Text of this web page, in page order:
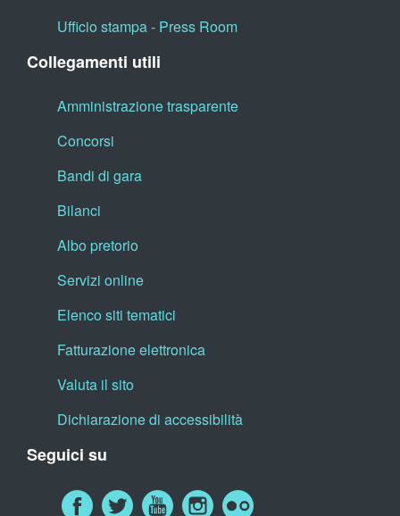
Ufficio stampa - Press Room
Collegamenti utili
Amministrazione trasparente
Concorsi
Bandi di gara
Bilanci
Albo pretorio
Servizi online
Elenco siti tematici
Fatturazione elettronica
Valuta il sito
Dichiarazione di accessibilità
Seguici su